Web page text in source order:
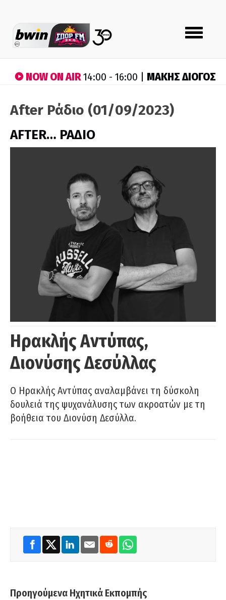
Toggle
navigation
NOW ON AIR14:00 - 16:00 | ΜΑΚΗΣ ΔΙΟΓΟΣ
After Ράδιο (01/09/2023)
AFTER… ΡΑΔΙΟ
Ηρακλής Αντύπας,
Διονύσης Δεσύλλας
Ο Ηρακλής Αντύπας αναλαμβάνει τη δύσκολη
δουλειά της ψυχανάλυσης των ακροατών με τη
βοήθεια του Διονύση Δεσύλλα.
Προηγούμενα Ηχητικά Εκπομπής